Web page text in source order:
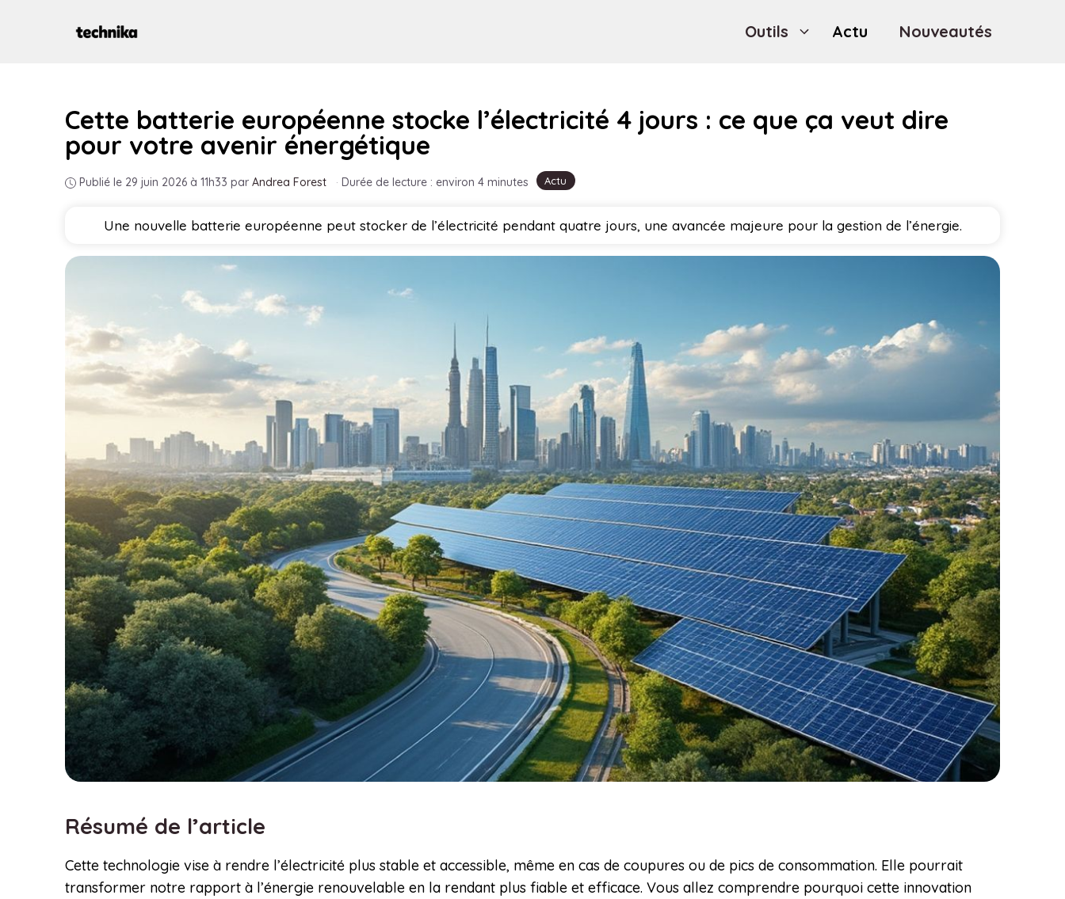
Outils Actu Nouveautés
Actu
Cette batterie européenne stocke l’électricité 4 jours : ce que ça veut dire
pour votre avenir énergétique
Publié le 29 juin 2026 à 11h33 par Andrea Forest · Durée de lecture : environ 4 minutes
Une nouvelle batterie européenne peut stocker de l’électricité pendant quatre jours, une avancée majeure pour la gestion de l’énergie.
Résumé de l’article
Cette technologie vise à rendre l’électricité plus stable et accessible, même en cas de coupures ou de pics de consommation. Elle pourrait
transformer notre rapport à l’énergie renouvelable en la rendant plus fiable et efficace. Vous allez comprendre pourquoi cette innovation